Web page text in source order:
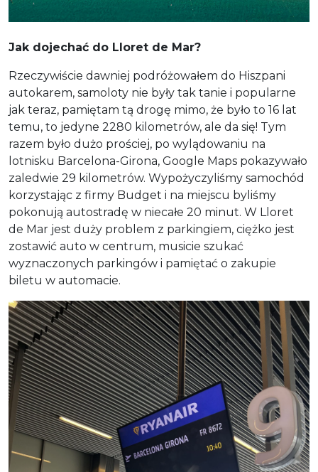
Jak dojechać do Lloret de Mar?
Rzeczywiście dawniej podróżowałem do Hiszpani
autokarem, samoloty nie były tak tanie i popularne
jak teraz, pamiętam tą drogę mimo, że było to 16 lat
temu, to jedyne 2280 kilometrów, ale da się! Tym
razem było dużo prościej, po wylądowaniu na
lotnisku Barcelona-Girona, Google Maps pokazywało
zaledwie 29 kilometrów. Wypożyczyliśmy samochód
korzystając z firmy Budget i na miejscu byliśmy
pokonują autostradę w niecałe 20 minut. W Lloret
de Mar jest duży problem z parkingiem, ciężko jest
zostawić auto w centrum, musicie szukać
wyznaczonych parkingów i pamiętać o zakupie
biletu w automacie.